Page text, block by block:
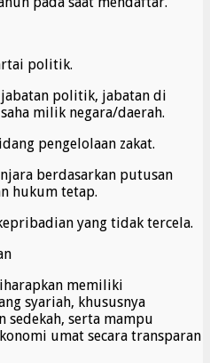
politik.
politik, jabatan di
milik negara/daerah.
pengelolaan zakat.
berdasarkan putusan
hukum tetap.
yang tidak tercela.
memiliki
syariah, khususnya
sedekah, serta mampu
umat secara transparan